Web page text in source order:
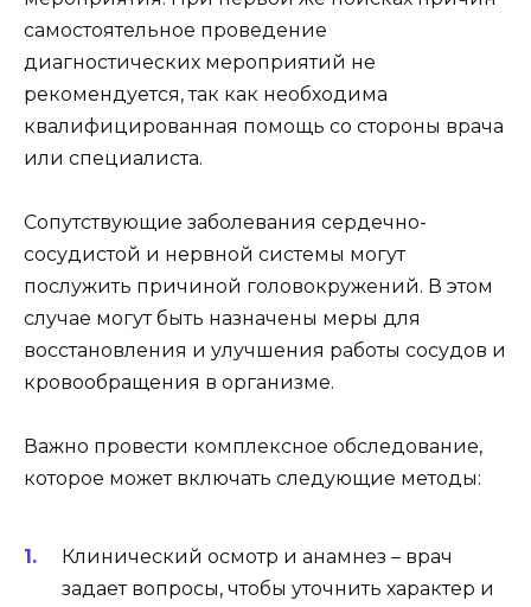
самостоятельное проведение
диагностических мероприятий не
рекомендуется, так как необходима
квалифицированная помощь со стороны врача
или специалиста.
Сопутствующие заболевания сердечно-
сосудистой и нервной системы могут
послужить причиной головокружений. В этом
случае могут быть назначены меры для
восстановления и улучшения работы сосудов и
кровообращения в организме.
Важно провести комплексное обследование,
которое может включать следующие методы:
Клинический осмотр и анамнез – врач
задает вопросы, чтобы уточнить характер и